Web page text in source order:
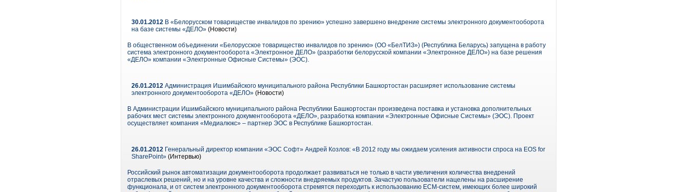
30.01.2012 В «Белорусском товариществе инвалидов по зрению» успешно завершено внедрение системы электронного документооборота
на базе системы «ДЕЛО» (Новости)
В общественном объединении «Белорусское товарищество инвалидов по зрению» (ОО «БелТИЗ») (Республика Беларусь) запущена в работу
система электронного документооборота «Электронное ДЕЛО» (разработки белорусской компании «Электронное ДЕЛО») на базе решения
«ДЕЛО» компании «Электронные Офисные Системы» (ЭОС).
26.01.2012 Администрация Ишимбайского муниципального района Республики Башкортостан расширяет использование системы
электронного документооборота «ДЕЛО» (Новости)
В Администрации Ишимбайского муниципального района Республики Башкортостан произведена поставка и установка дополнительных
рабочих мест системы электронного документооборота «ДЕЛО», разработка компании «Электронные Офисные Системы» (ЭОС). Проект
осуществляет компания «Медиалюкс» – партнер ЭОС в Республике Башкортостан.
26.01.2012 Генеральный директор компании «ЭОС Софт» Андрей Козлов: «В 2012 году мы ожидаем усиления активности спроса на EOS for
SharePoint» (Интервью)
Российский рынок автоматизации документооборота продолжает развиваться не только в части увеличения количества внедрений
отраслевых решений, но и на уровне качества и сложности внедряемых продуктов. Зачастую пользователи нацелены на расширение
функционала, и от систем электронного документооборота стремятся переходить к использованию ECM-систем, имеющих более широкий